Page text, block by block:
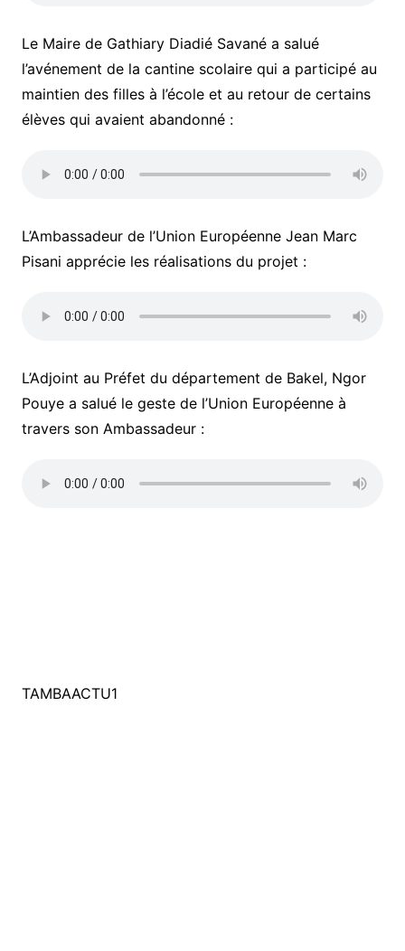
Le Maire de Gathiary Diadié Savané a salué
l’avénement de la cantine scolaire qui a participé au
maintien des filles à l’école et au retour de certains
élèves qui avaient abandonné :
L’Ambassadeur de l’Union Européenne Jean Marc
Pisani apprécie les réalisations du projet :
L’Adjoint au Préfet du département de Bakel, Ngor
Pouye a salué le geste de l’Union Européenne à
travers son Ambassadeur :
TAMBAACTU1